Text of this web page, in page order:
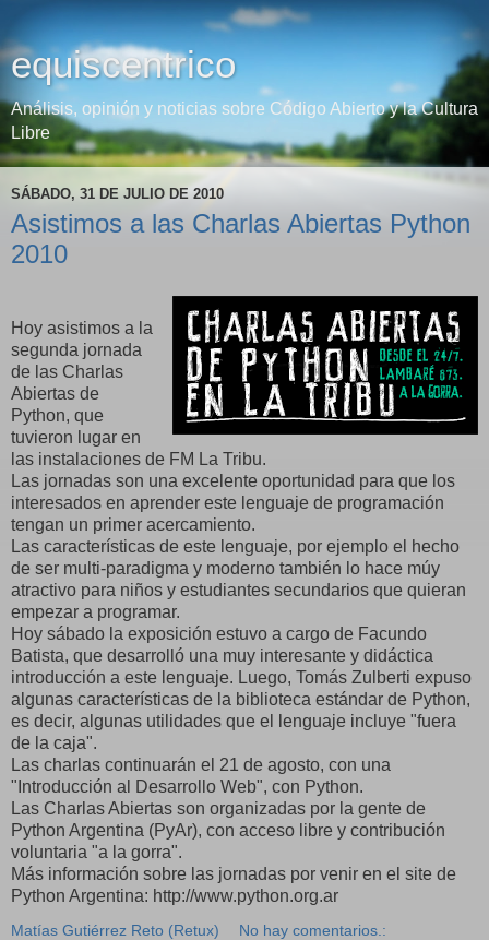
equiscentrico
Análisis, opinión y noticias sobre Código Abierto y la Cultura
Libre
SÁBADO, 31 DE JULIO DE 2010
Asistimos a las Charlas Abiertas Python
2010
Hoy asistimos a la
segunda jornada
de las Charlas
Abiertas de
Python, que
tuvieron lugar en
las instalaciones de FM La Tribu.
Las jornadas son una excelente oportunidad para que los
interesados en aprender este lenguaje de programación
tengan un primer acercamiento.
Las características de este lenguaje, por ejemplo el hecho
de ser multi-paradigma y moderno también lo hace múy
atractivo para niños y estudiantes secundarios que quieran
empezar a programar.
Hoy sábado la exposición estuvo a cargo de Facundo
Batista, que desarrolló una muy interesante y didáctica
introducción a este lenguaje. Luego, Tomás Zulberti expuso
algunas características de la biblioteca estándar de Python,
es decir, algunas utilidades que el lenguaje incluye "fuera
de la caja".
Las charlas continuarán el 21 de agosto, con una
"Introducción al Desarrollo Web", con Python.
Las Charlas Abiertas son organizadas por la gente de
Python Argentina (PyAr), con acceso libre y contribución
voluntaria "a la gorra".
Más información sobre las jornadas por venir en el site de
Python Argentina: http://www.python.org.ar
Matías Gutiérrez Reto (Retux) No hay comentarios.: